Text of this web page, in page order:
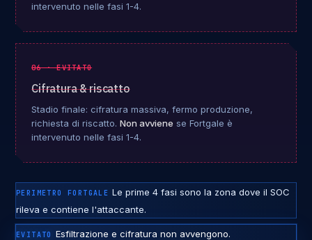
intervenuto nelle fasi 1-4.
06 · EVITATO
Cifratura & riscatto
Stadio finale: cifratura massiva, fermo produzione,
richiesta di riscatto. Non avviene se Fortgale è
intervenuto nelle fasi 1-4.
PERIMETRO FORTGALE Le prime 4 fasi sono la zona dove il SOC
rileva e contiene l'attaccante.
EVITATO Esfiltrazione e cifratura non avvengono.